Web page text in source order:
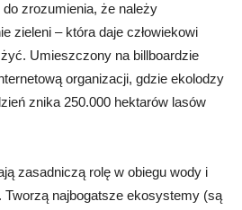
zrozumienia, że należy
zieleni – która daje człowiekowi
Umieszczony na billboardzie
organizacji, gdzie ekolodzy
znika 250.000 hektarów lasów
zasadniczą rolę w obiegu wody i
Tworzą najbogatsze ekosystemy (są